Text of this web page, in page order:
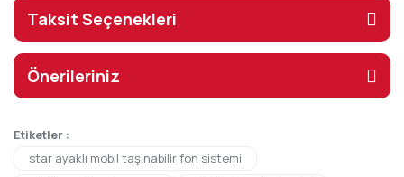
Taksit Seçenekleri
Önerileriniz
Etiketler :
star ayaklı mobil taşınabilir fon sistemi